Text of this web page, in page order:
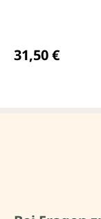
31,50 €